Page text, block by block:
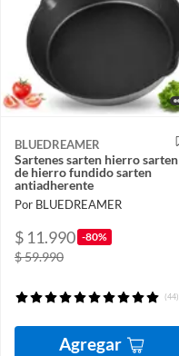
BLUEDREAMER
Sartenes sarten hierro sarten
de hierro fundido sarten
antiadherente
Por BLUEDREAMER
$ 11.990 -80%
$ 59.990
(44)
Agregar